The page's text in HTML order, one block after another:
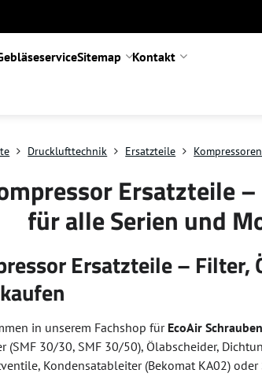
Sitemap Kontakt
Drucklufttechnik Ersatzteile Kompressoren
Ersatzteile
für alle Serien und
Ersatzteile – Filter,
in unserem Fachshop für EcoAir
(SMF 30/30, SMF 30/50), Ölabscheider,
Kondensatableiter (Bekomat KA02)